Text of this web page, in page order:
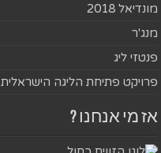
מונדיאל 2018
מנג'ר
פנטזי ליג
פרויקט פתיחת הליגה הישראלית
אז מי אנחנו ?